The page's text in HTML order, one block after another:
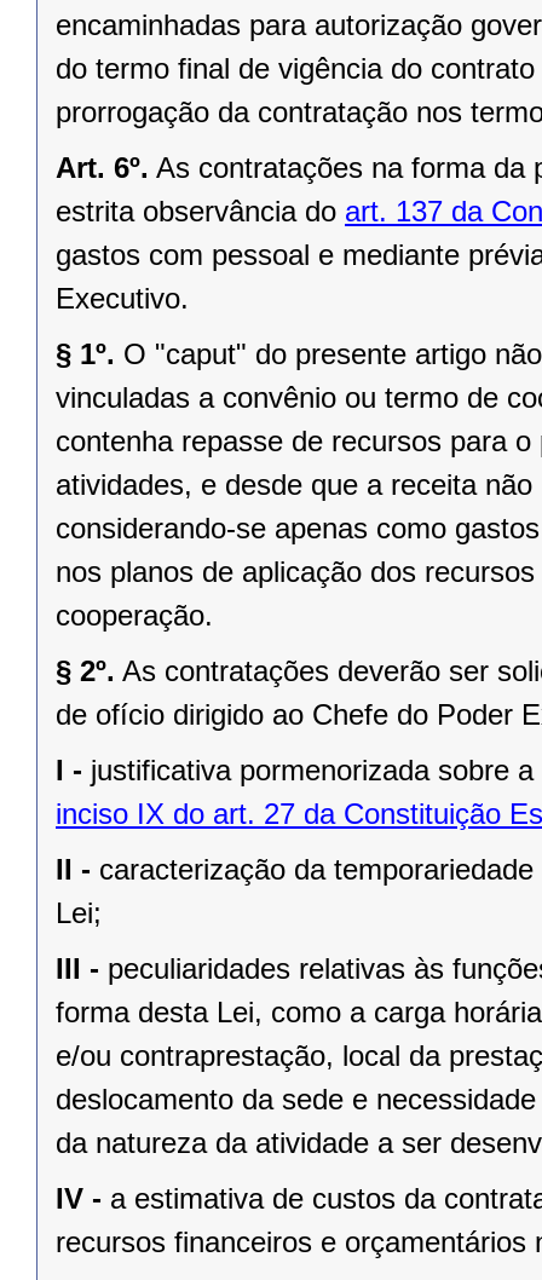
encaminhadas para autorização
do termo final de vigência do
prorrogação da contratação nos
Art. 6º. As contratações na forma da
estrita observância do art. 137 da
gastos com pessoal e mediante
Executivo.
§ 1º. O "caput" do presente artigo
vinculadas a convênio ou termo de
contenha repasse de recursos para
atividades, e desde que a receita
considerando-se apenas como
nos planos de aplicação dos
cooperação.
§ 2º. As contratações deverão ser
de ofício dirigido ao Chefe do Poder
I - justificativa pormenorizada sobre
inciso IX do art. 27 da Constituição
II - caracterização da
Lei;
III - peculiaridades relativas às
forma desta Lei, como a carga
e/ou contraprestação, local da
deslocamento da sede e
da natureza da atividade a ser
IV - a estimativa de custos da
recursos financeiros e